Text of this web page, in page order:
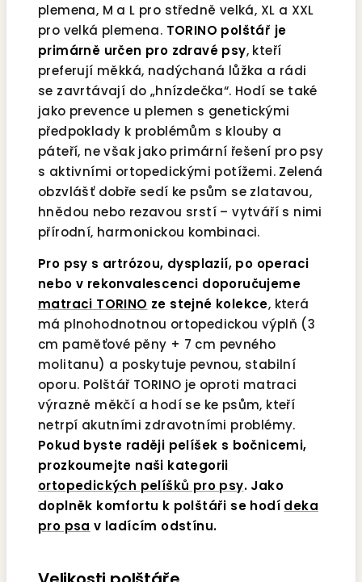
plemena, M a L pro středně velká, XL a XXL
pro velká plemena. TORINO polštář je
primárně určen pro zdravé psy, kteří
preferují měkká, nadýchaná lůžka a rádi
se zavrtávají do „hnízdečka“. Hodí se také
jako prevence u plemen s genetickými
předpoklady k problémům s klouby a
páteří, ne však jako primární řešení pro psy
s aktivními ortopedickými potížemi. Zelená
obzvlášť dobře sedí ke psům se zlatavou,
hnědou nebo rezavou srstí – vytváří s nimi
přírodní, harmonickou kombinaci.
Pro psy s artrózou, dysplazií, po operaci
nebo v rekonvalescenci doporučujeme
matraci TORINO ze stejné kolekce, která
má plnohodnotnou ortopedickou výplň (3
cm paměťové pěny + 7 cm pevného
molitanu) a poskytuje pevnou, stabilní
oporu. Polštář TORINO je oproti matraci
výrazně měkčí a hodí se ke psům, kteří
netrpí akutními zdravotními problémy.
Pokud byste raději pelíšek s bočnicemi,
prozkoumejte naši kategorii
ortopedických pelíšků pro psy. Jako
doplněk komfortu k polštáři se hodí deka
pro psa v ladícím odstínu.